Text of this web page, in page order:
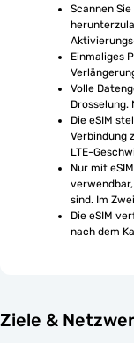
Scannen
Einmaliges
Volle
Die eSIM
Verbindung
LTE-
Nur mit
sind. Im
Die eSIM
nach dem
Ziele &